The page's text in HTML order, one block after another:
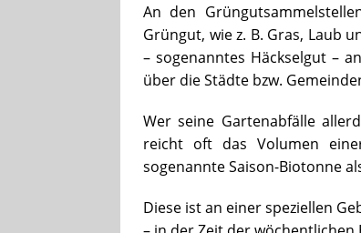
An den
Grüngut, wie z. B. Gras, Laub
– sogenanntes Häckselgut –
über die Städte bzw.
Wer seine Gartenabfälle
reicht oft das Volumen
sogenannte Saison-Biotonne
Diese ist an einer speziellen